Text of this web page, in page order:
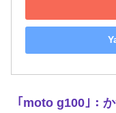
｢moto g100｣：